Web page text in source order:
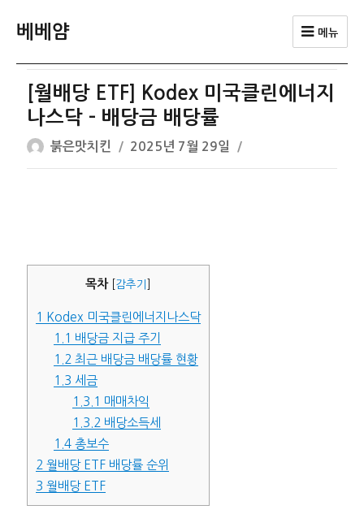
베베얌 메뉴
[월배당 ETF] Kodex 미국클린에너지
나스닥 – 배당금 배당률
글
쓴
붉은맛치킨
작
성
2025년 7월 29일
목차 감추기
1
Kodex 미국클린에너지나스닥
1.1 배당금 지급 주기
1.2 최근 배당금 배당률 현황
1.3 세금
1.3.1 매매차익
1.3.2 배당소득세
1.4 총보수
2 월배당 ETF 배당률 순위
3 월배당 ETF